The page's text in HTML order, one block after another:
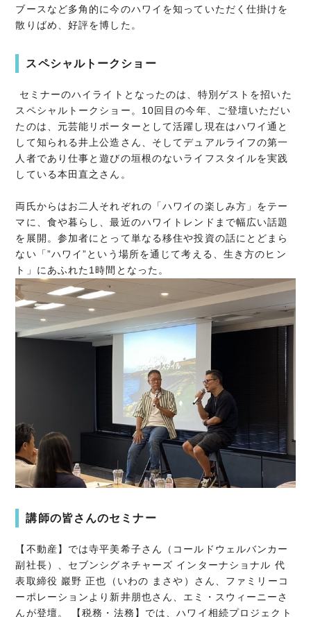
ブースなど多角的に今のハワイを知っていただく仕掛けを
散りばめ、好評を博した。
スペシャルトークショー
セミナーのハイライトとなったのは、特別ゲストを招いた
スペシャルトークショー。10回目の今年、ご登壇いただい
たのは、元芸能リポーターとして活躍し現在はハワイ通と
して知られる井上公造さん、そしてデュアルライフの第一
人者であり仕事と遊びの垣根のないライフスタイルを実践
している本田直之さん。
両氏からはお二人それぞれの「ハワイの楽しみ方」をテー
マに、食や暮らし、最近のハワイトレンドまで幅広い話題
を展開。参加者にとって単なる移住や投資の話にとどまら
ない「”ハワイ”という場所を通じて考える、生き方のヒン
ト」にあふれた1時間となった。
講師の皆さんのセミナー
【不動産】では寺平美希子さん（コールドウェルバンカー
副社長）、セブンシグネチャーズ インターナショナル 代
表取締役 巖野 正也（いわの まさや）さん、ファミリーコ
ーポレーションより新井朋也さん、エミ・スウィーニーさ
んが登壇。 【税務・法務】では、ハワイ相続プロジェクト